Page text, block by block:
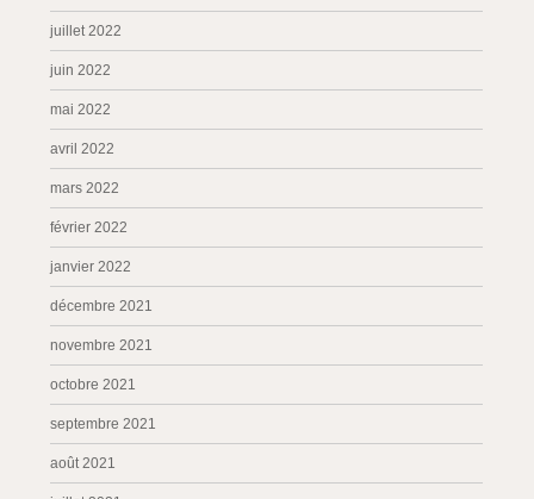
juillet 2022
juin 2022
mai 2022
avril 2022
mars 2022
février 2022
janvier 2022
décembre 2021
novembre 2021
octobre 2021
septembre 2021
août 2021